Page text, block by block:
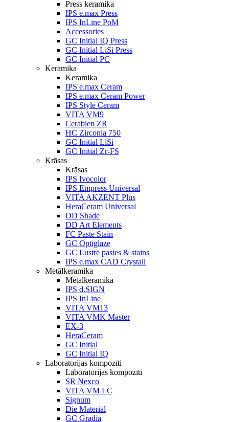
Press keramika
IPS e.max Press
IPS InLine PoM
Accessories
GC Initial IQ Press
GC Initial LiSi Press
GC Initial PC
Keramika
Keramika
IPS e.max Ceram
IPS e.max Ceram Power
IPS Style Ceram
VITA VM9
Cerabien ZR
HC Zirconia 750
GC Initial LiSi
GC Initial Zr-FS
Krāsas
Krāsas
IPS Ivocolor
IPS Empress Universal
VITA AKZENT Plus
HeraCeram Universal
DD Shade
DD Art Elements
FC Paste Stain
GC Optiglaze
GC Lustre pastes & stains
IPS e.max CAD Crystall
Metālkeramika
Metālkeramika
IPS d.SIGN
IPS InLine
VITA VM13
VITA VMK Master
EX-3
HeraCeram
GC Initial
GC Initial IQ
Laboratorijas kompozīti
Laboratorijas kompozīti
SR Nexco
VITA VM LC
Signum
Die Material
GC Gradia